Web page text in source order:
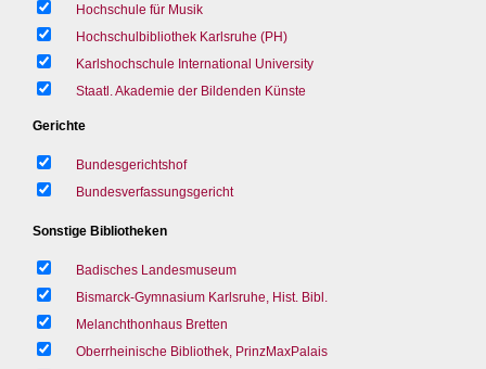
Hochschule für Musik
Hochschulbibliothek Karlsruhe (PH)
Karlshochschule International University
Staatl. Akademie der Bildenden Künste
Gerichte
Bundesgerichtshof
Bundesverfassungsgericht
Sonstige Bibliotheken
Badisches Landesmuseum
Bismarck-Gymnasium Karlsruhe, Hist. Bibl.
Melanchthonhaus Bretten
Oberrheinische Bibliothek, PrinzMaxPalais